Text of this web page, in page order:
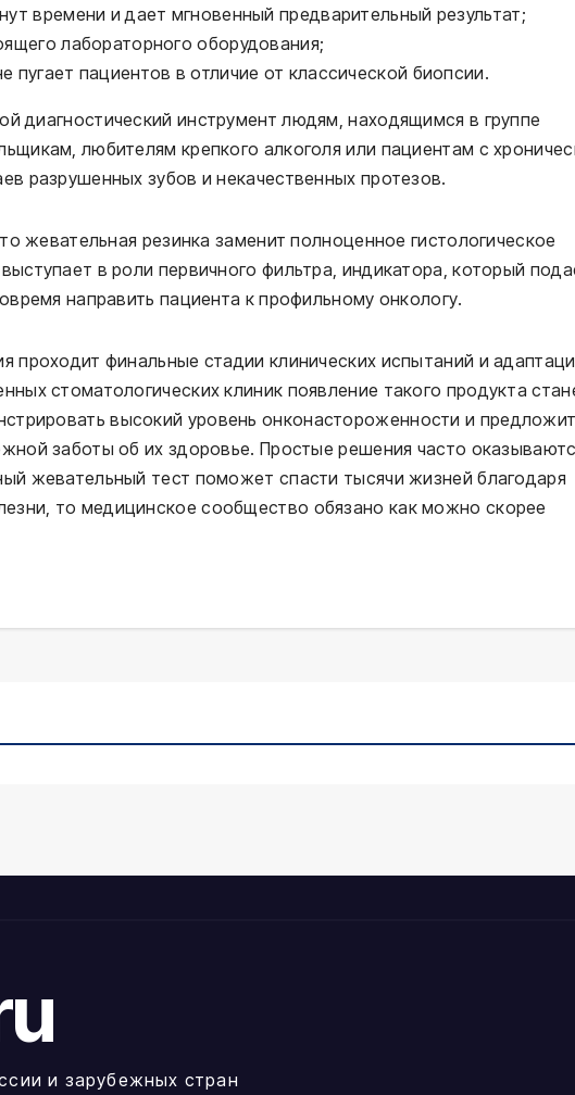
времени и дает мгновенный предварительный результат;
лабораторного оборудования;
пугает пациентов в отличие от классической биопсии.
диагностический инструмент людям, находящимся в группе
любителям крепкого алкоголя или пациентам с
разрушенных зубов и некачественных протезов.
жевательная резинка заменит полноценное гистологическое
в роли первичного фильтра, индикатора, который
направить пациента к профильному онкологу.
проходит финальные стадии клинических испытаний и
стоматологических клиник появление такого продукта
высокий уровень онконастороженности и
заботы об их здоровье. Простые решения часто
жевательный тест поможет спасти тысячи жизней благодаря
то медицинское сообщество обязано как можно скорее
и зарубежных стран